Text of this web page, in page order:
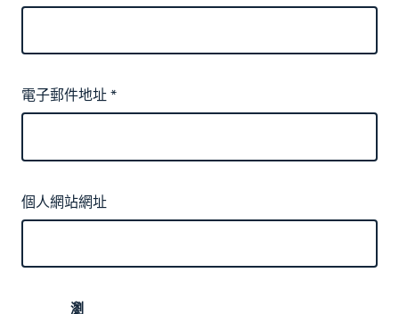
電子郵件地址*
個人網站網址
瀏